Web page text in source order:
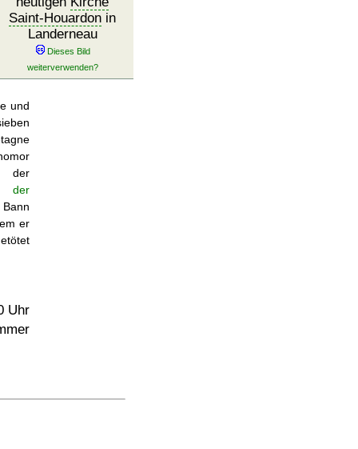
Saint-Houardon in
Landerneau
und
der
der
er
Uhr